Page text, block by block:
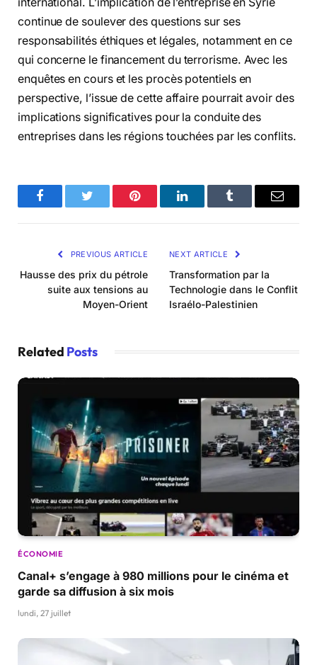
international. L’implication de l’entreprise en Syrie
continue de soulever des questions sur ses
responsabilités éthiques et légales, notamment en ce
qui concerne le financement du terrorisme. Avec les
enquêtes en cours et les procès potentiels en
perspective, l’issue de cette affaire pourrait avoir des
implications significatives pour la conduite des
entreprises dans les régions touchées par les conflits.
FacebookTwitter Pinterest LinkedInTumblr Email
PREVIOUS ARTICLE
Hausse des prix du pétrole
suite aux tensions au
Moyen-Orient
NEXT ARTICLE
Transformation par la
Technologie dans le Conflit
Israélo-Palestinien
Related Posts
ÉCONOMIE
Canal+ s’engage à 980 millions pour le cinéma et
garde sa diffusion à six mois
lundi, 27 juillet